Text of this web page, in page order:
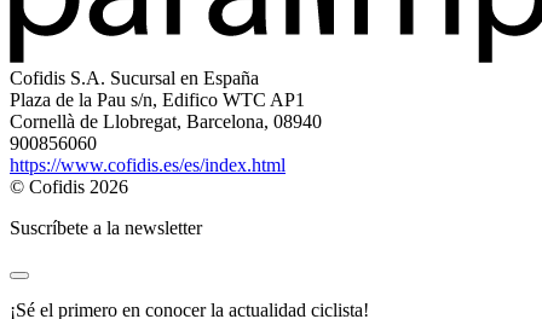
Cofidis S.A. Sucursal en España
Plaza de la Pau s/n, Edifico WTC AP1
Cornellà de Llobregat, Barcelona, 08940
900856060
https://www.cofidis.es/es/index.html
© Cofidis 2026
Suscríbete a la newsletter
¡Sé el primero en conocer la actualidad ciclista!